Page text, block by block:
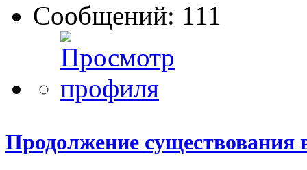
Сообщений: 111
Продолжение существования